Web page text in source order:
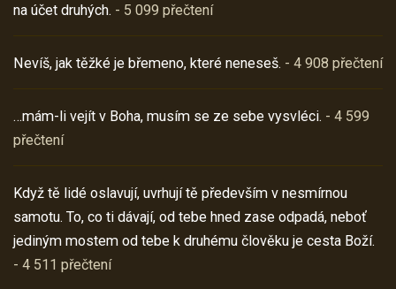
na účet druhých. - 5 099 přečtení
Nevíš, jak těžké je břemeno, které neneseš. - 4 908 přečtení
…mám-li vejít v Boha, musím se ze sebe vysvléci. - 4 599
přečtení
Když tě lidé oslavují, uvrhují tě především v nesmírnou
samotu. To, co ti dávají, od tebe hned zase odpadá, neboť
jediným mostem od tebe k druhému člověku je cesta Boží.
- 4 511 přečtení